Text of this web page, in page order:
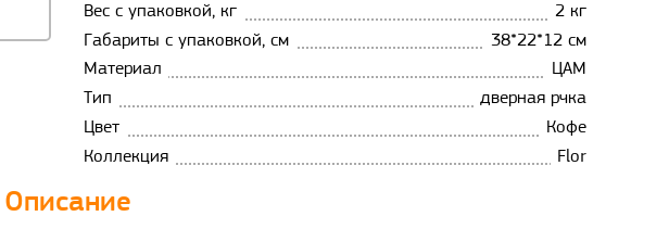
Вес с упаковкой, кг
2 кг
Габариты с упаковкой, см
38*22*12 см
Материал
ЦАМ
Тип
дверная рчка
Цвет
Кофе
Коллекция
Flor
Описание